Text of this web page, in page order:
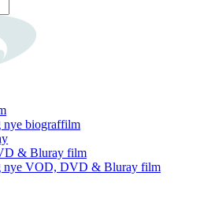
nye biograffilm
& Bluray film
nye VOD, DVD & Bluray film